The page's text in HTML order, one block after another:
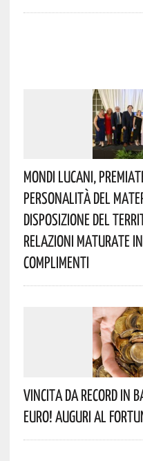
Mondi Lucani,
Personalità Del
Disposizione Del
Relazioni Maturate
Complimenti
Vincita Da Record In
Euro! Auguri Al